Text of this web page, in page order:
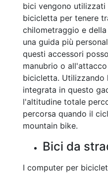
bici vengono utilizzati
bicicletta per tenere
chilometraggio e
una guida più
questi accessori
manubrio o
bicicletta. Utilizzando
integrata in questo
l'altitudine totale
percorsa quando il
mountain bike.
Bici da
I computer per